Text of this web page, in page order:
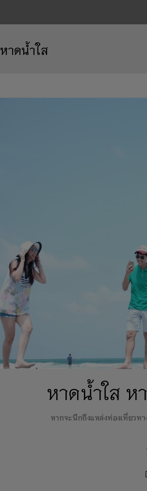
หาดน้ำใส
หาดน้ำใส ห
หากจะนึกถึงแหล่งท่องเที่ยวท